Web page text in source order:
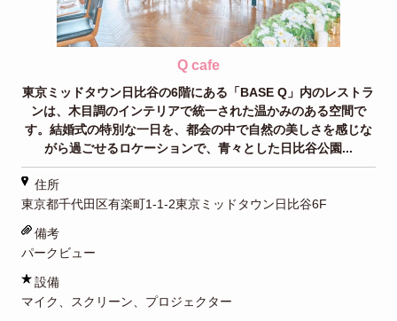
Q cafe
東京ミッドタウン日比谷の6階にある「BASE Q」内のレストラ
ンは、木目調のインテリアで統一された温かみのある空間で
す。結婚式の特別な一日を、都会の中で自然の美しさを感じな
がら過ごせるロケーションで、青々とした日比谷公園...
住所
東京都千代田区有楽町1-1-2東京ミッドタウン日比谷6F
備考
パークビュー
設備
マイク、スクリーン、プロジェクター